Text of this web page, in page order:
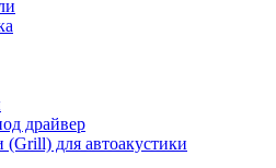
драйвер
для автоакустики